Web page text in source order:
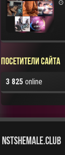
Посетители сайта
3 825 online
NstShemale.Club